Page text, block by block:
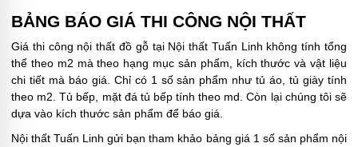
BẢNG BÁO GIÁ THI CÔNG NỘI THẤT
Giá thi công nội thất đồ gỗ tại Nội thất Tuấn Linh không tính tổng
thể theo m2 mà theo hạng mục sản phẩm, kích thước và vật liệu
chi tiết mà báo giá. Chỉ có 1 số sản phẩm như tủ áo, tủ giày tính
theo m2. Tủ bếp, mặt đá tủ bếp tính theo md. Còn lại chúng tôi sẽ
dựa vào kích thước sản phẩm để báo giá.
Nội thất Tuấn Linh gửi bạn tham khảo bảng giá 1 số sản phẩm nội